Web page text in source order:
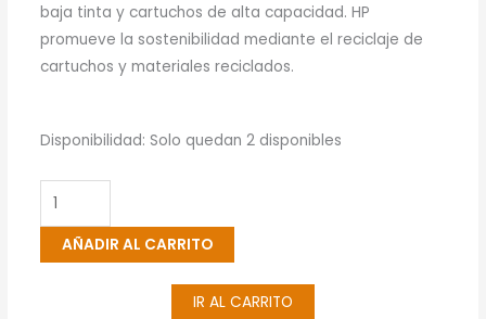
baja tinta y cartuchos de alta capacidad. HP
promueve la sostenibilidad mediante el reciclaje de
cartuchos y materiales reciclados.
Disponibilidad: Solo quedan 2 disponibles
Cartucho
Tinta
HP
AÑADIR AL CARRITO
IR AL CARRITO